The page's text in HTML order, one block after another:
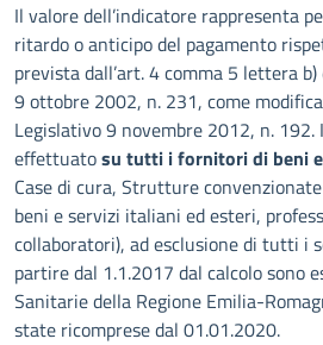
Il valore dell’indicatore rappresenta
ritardo o anticipo del pagamento
prevista dall’art. 4 comma 5 lettera
9 ottobre 2002, n. 231, come
Legislativo 9 novembre 2012, n. 192.
effettuatosu tutti i fornitori di beni
Case di cura, Strutture
beni e servizi italiani ed esteri,
collaboratori), ad esclusione di tutti i
partire dal 1.1.2017 dal calcolo sono
Sanitarie della Regione Emilia-
state ricomprese dal 01.01.2020.